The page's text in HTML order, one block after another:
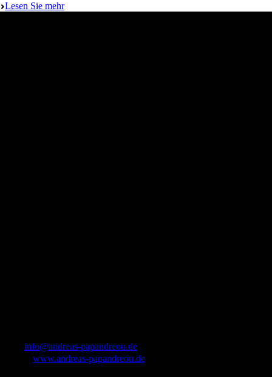
Lesen Sie mehr
info@andreas-papandreou.de
www.andreas-papandreou.de